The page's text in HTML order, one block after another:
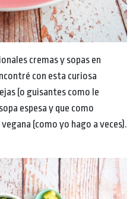
cremas y sopas en
con esta curiosa
(o guisantes como le
espesa y que como
(como yo hago a veces).